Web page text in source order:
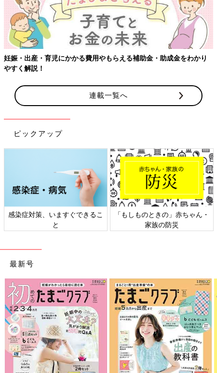
助成金をわかり
連載一覧へ
ピックアップ
ときの」赤ちゃん・
日本外来小児科学会リーフレッ
六星占術
最新号